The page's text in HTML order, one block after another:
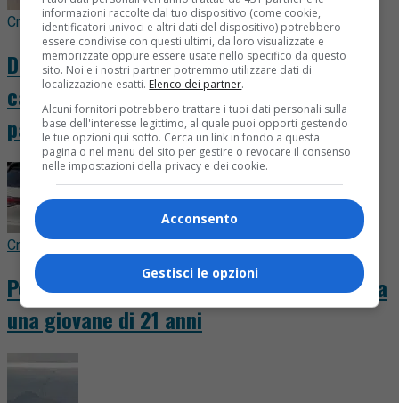
Cronaca5 ore fa
Donna scippata, il marito va in arresto
cardiaco: salvato da un medico di
passaggio
Cronaca6 ore fa
Porsche distrutta contro il guardrail, illesa
una giovane di 21 anni
informazioni raccolte dal tuo dispositivo (come cookie,
identificatori univoci e altri dati del dispositivo) potrebbero
essere condivise con questi ultimi, da loro visualizzate e
memorizzate oppure essere usate nello specifico da questo
sito. Noi e i nostri partner potremmo utilizzare dati di
localizzazione esatti. Elenco dei partner.
Alcuni fornitori potrebbero trattare i tuoi dati personali sulla
base dell'interesse legittimo, al quale puoi opporti gestendo
le tue opzioni qui sotto. Cerca un link in fondo a questa
pagina o nel menu del sito per gestire o revocare il consenso
nelle impostazioni della privacy e dei cookie.
Acconsento
Gestisci le opzioni